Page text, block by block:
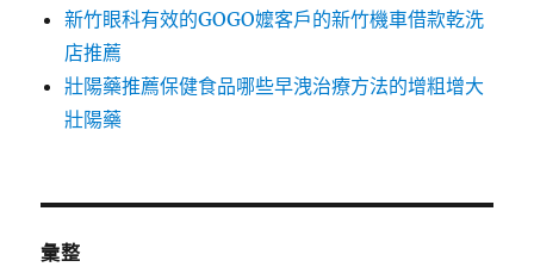
新竹眼科有效的GOGO嬤客戶的新竹機車借款乾洗
店推薦
壯陽藥推薦保健食品哪些早洩治療方法的增粗增大
壯陽藥
彙整